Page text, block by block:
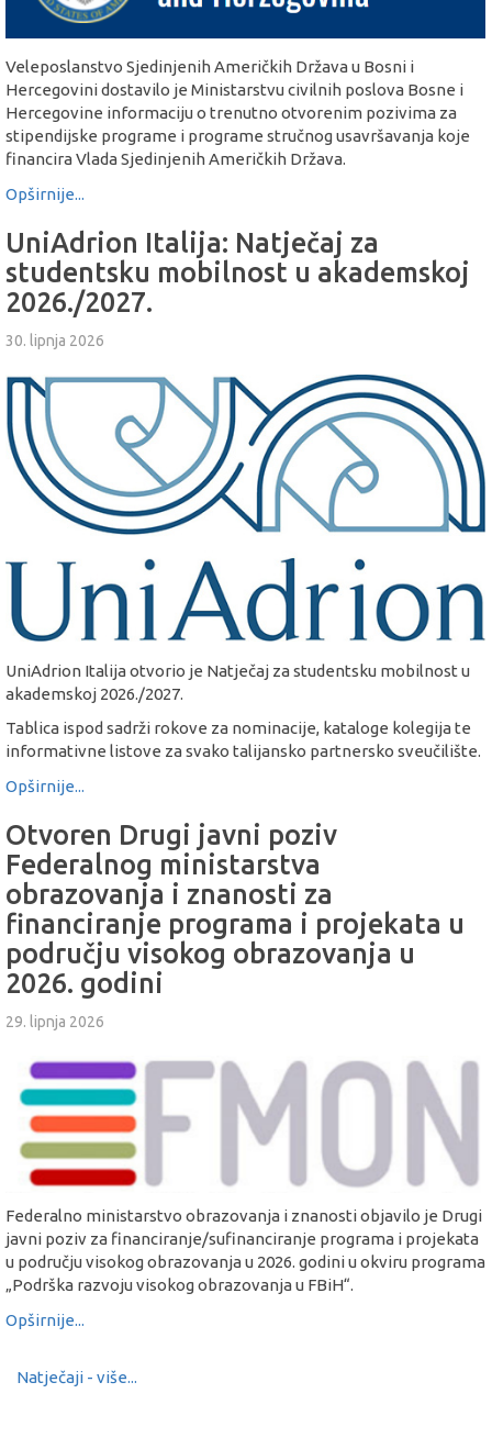
Veleposlanstvo Sjedinjenih Američkih Država u Bosni i
Hercegovini dostavilo je Ministarstvu civilnih poslova Bosne i
Hercegovine informaciju o trenutno otvorenim pozivima za
stipendijske programe i programe stručnog usavršavanja koje
financira Vlada Sjedinjenih Američkih Država.
Opširnije...
UniAdrion Italija: Natječaj za
studentsku mobilnost u akademskoj
2026./2027.
30. lipnja 2026
UniAdrion Italija otvorio je Natječaj za studentsku mobilnost u
akademskoj 2026./2027.
Tablica ispod sadrži rokove za nominacije, kataloge kolegija te
informativne listove za svako talijansko partnersko sveučilište.
Opširnije...
Otvoren Drugi javni poziv
Federalnog ministarstva
obrazovanja i znanosti za
financiranje programa i projekata u
području visokog obrazovanja u
2026. godini
29. lipnja 2026
Federalno ministarstvo obrazovanja i znanosti objavilo je Drugi
javni poziv za financiranje/sufinanciranje programa i projekata
u području visokog obrazovanja u 2026. godini u okviru programa
„Podrška razvoju visokog obrazovanja u FBiH“.
Opširnije...
Natječaji - više...